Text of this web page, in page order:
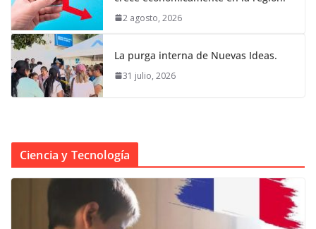
2 agosto, 2026
La purga interna de Nuevas Ideas.
31 julio, 2026
Ciencia y Tecnología